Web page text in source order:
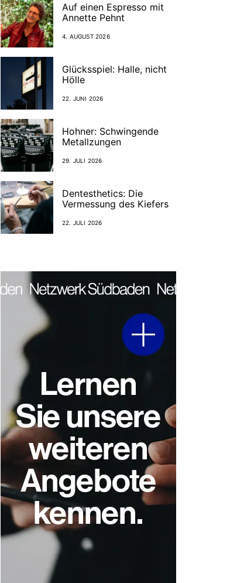
Auf einen Espresso mit
Annette Pehnt
4. AUGUST 2026
Glücksspiel: Halle, nicht
Hölle
22. JUNI 2026
Hohner: Schwingende
Metallzungen
29. JULI 2026
Dentesthetics: Die
Vermessung des Kiefers
22. JULI 2026